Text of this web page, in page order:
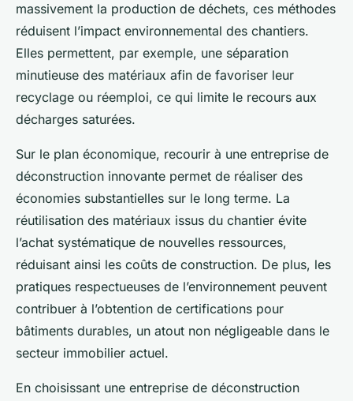
massivement la production de déchets, ces méthodes
réduisent l’impact environnemental des chantiers.
Elles permettent, par exemple, une séparation
minutieuse des matériaux afin de favoriser leur
recyclage ou réemploi, ce qui limite le recours aux
décharges saturées.
Sur le plan économique, recourir à une entreprise de
déconstruction innovante permet de réaliser des
économies substantielles sur le long terme. La
réutilisation des matériaux issus du chantier évite
l’achat systématique de nouvelles ressources,
réduisant ainsi les coûts de construction. De plus, les
pratiques respectueuses de l’environnement peuvent
contribuer à l’obtention de certifications pour
bâtiments durables, un atout non négligeable dans le
secteur immobilier actuel.
En choisissant une entreprise de déconstruction